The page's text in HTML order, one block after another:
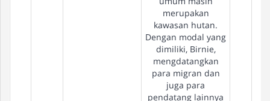
merupakan
kawasan hutan.
Dengan modal yang
dimiliki, Birnie,
mengdatangkan
para migran dan
juga para
pendatang lainnya